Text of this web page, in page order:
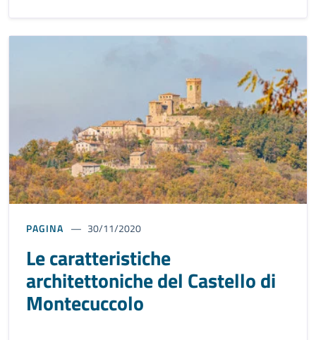
PAGINA 30/11/2020
Le caratteristiche
architettoniche del Castello di
Montecuccolo